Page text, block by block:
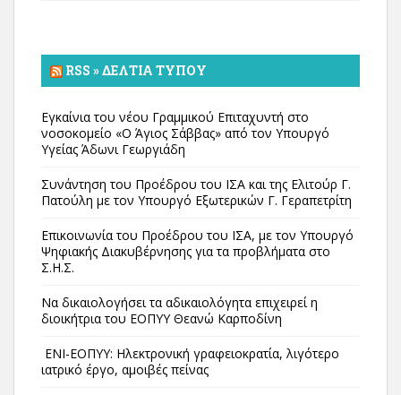
RSS » ΔΕΛΤΊΑ ΤΎΠΟΥ
Εγκαίνια του νέου Γραμμικού Επιταχυντή στο
νοσοκομείο «Ο Άγιος Σάββας» από τον Υπουργό
Υγείας Άδωνι Γεωργιάδη
Συνάντηση του Προέδρου του ΙΣΑ και της Ελιτούρ Γ.
Πατούλη με τον Υπουργό Εξωτερικών Γ. Γεραπετρίτη
Επικοινωνία του Προέδρου του ΙΣΑ, με τον Υπουργό
Ψηφιακής Διακυβέρνησης για τα προβλήματα στο
Σ.Η.Σ.
Να δικαιολογήσει τα αδικαιολόγητα επιχειρεί η
διοικήτρια του ΕΟΠΥΥ Θεανώ Καρποδίνη
ΕΝΙ-ΕΟΠΥΥ: Ηλεκτρονική γραφειοκρατία, λιγότερο
ιατρικό έργο, αμοιβές πείνας